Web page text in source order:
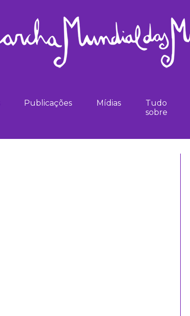
Publicações Mídias
Tudo
sobre